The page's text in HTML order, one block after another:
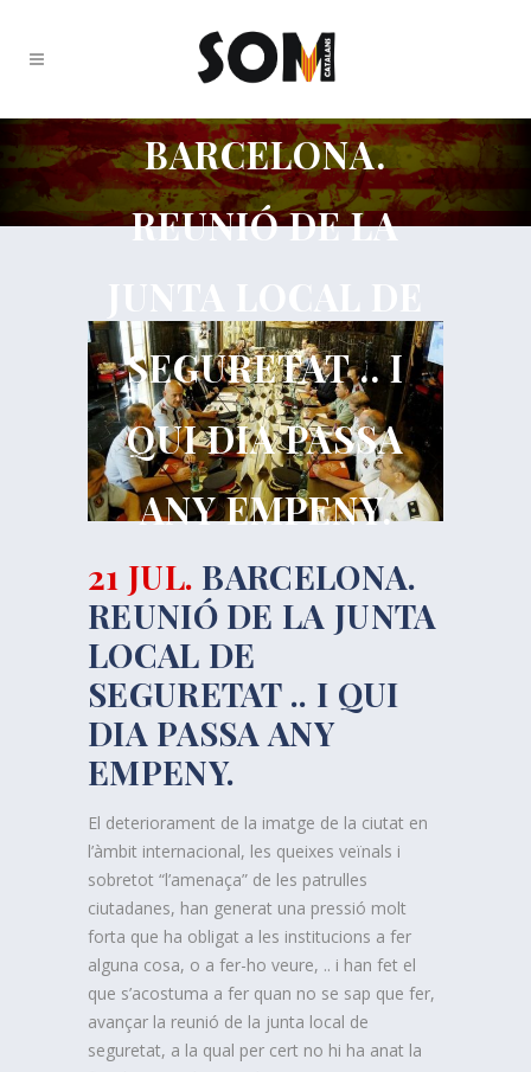
BARCELONA.
REUNIÓ DE LA
SEGURETAT .. I
QUI DIA PASSA
ANY EMPENY.
21 JUL. BARCELONA.
REUNIÓ DE LA JUNTA
LOCAL DE
SEGURETAT .. I QUI
DIA PASSA ANY
EMPENY.
El deteriorament de la imatge de la ciutat en
l’àmbit internacional, les queixes veïnals i
sobretot “l’amenaça” de les patrulles
ciutadanes, han generat una pressió molt
forta que ha obligat a les institucions a fer
alguna cosa, o a fer-ho veure, .. i han fet el
que s’acostuma a fer quan no se sap que fer,
avançar la reunió de la junta local de
seguretat, a la qual per cert no hi ha anat la